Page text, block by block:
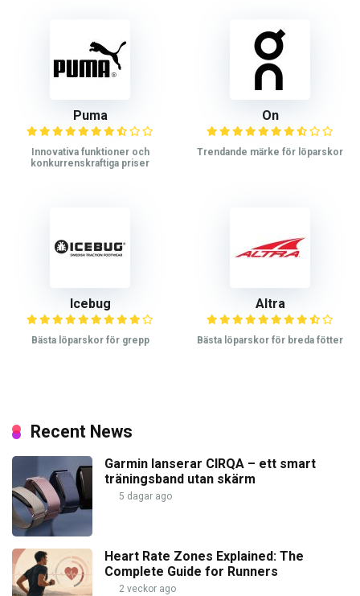
Puma
Innovativa funktioner och
konkurrenskraftiga priser
On
Trendande märke för löparskor
Icebug
Bästa löparskor för grepp
Altra
Bästa löparskor för breda fötter
Recent News
Garmin lanserar CIRQA – ett smart
träningsband utan skärm
5 dagar ago
Heart Rate Zones Explained: The
Complete Guide for Runners
2 veckor ago